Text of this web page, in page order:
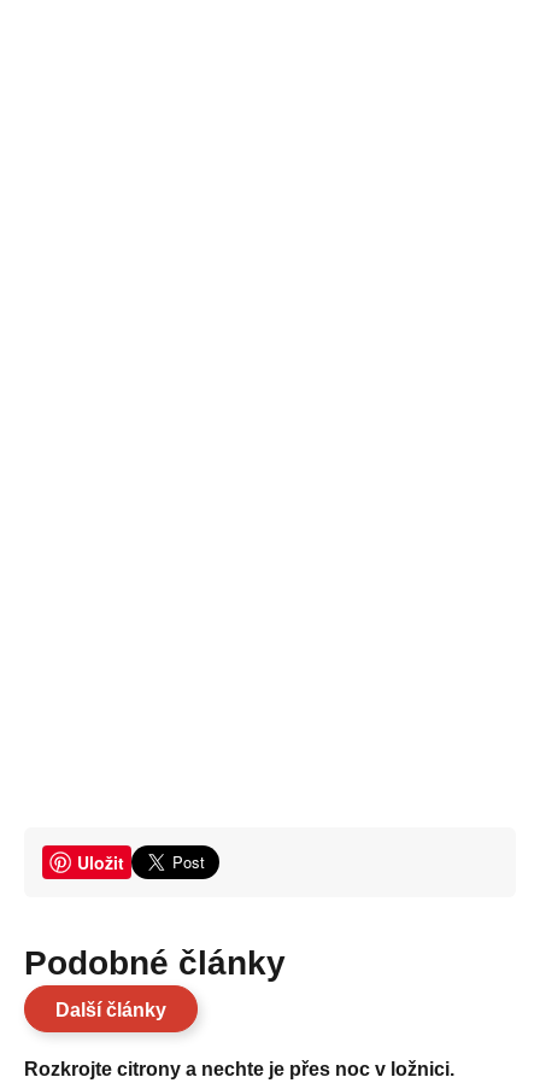
Uložit
Podobné články
Další články
Rozkrojte citrony a nechte je přes noc v ložnici.